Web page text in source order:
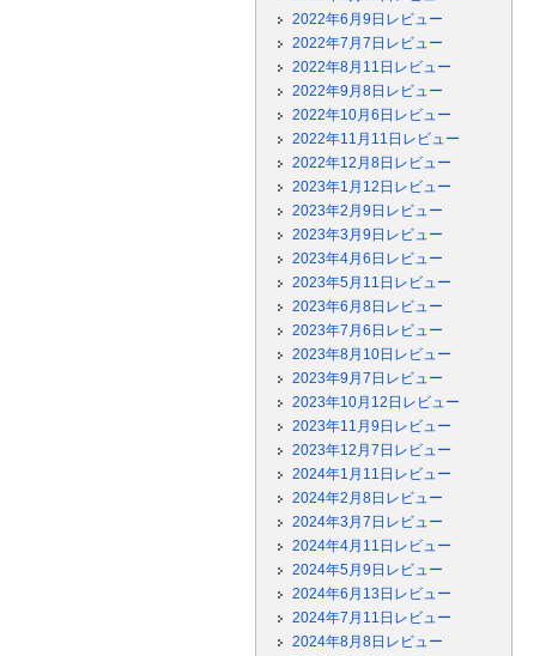
2022年6月9日レビュー
2022年7月7日レビュー
2022年8月11日レビュー
2022年9月8日レビュー
2022年10月6日レビュー
2022年11月11日レビュー
2022年12月8日レビュー
2023年1月12日レビュー
2023年2月9日レビュー
2023年3月9日レビュー
2023年4月6日レビュー
2023年5月11日レビュー
2023年6月8日レビュー
2023年7月6日レビュー
2023年8月10日レビュー
2023年9月7日レビュー
2023年10月12日レビュー
2023年11月9日レビュー
2023年12月7日レビュー
2024年1月11日レビュー
2024年2月8日レビュー
2024年3月7日レビュー
2024年4月11日レビュー
2024年5月9日レビュー
2024年6月13日レビュー
2024年7月11日レビュー
2024年8月8日レビュー